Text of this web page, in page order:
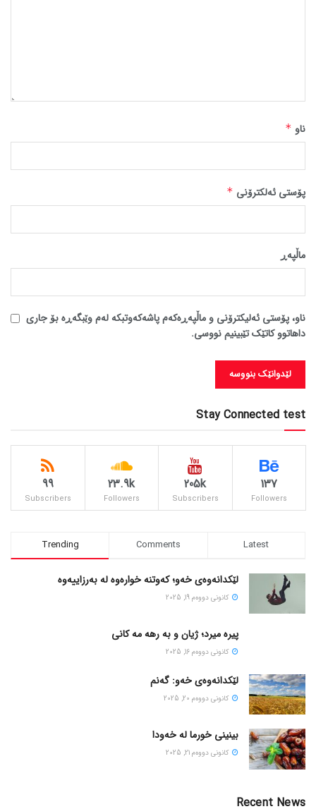
ناو *
پۆستی ئەلکترۆنی *
ماڵپه‌ڕ
ناو، پۆستی ئەلیکترۆنی و ماڵپەڕەکەم پاشەکەوتبکە لەم وێبگەڕە بۆ جاری
داهاتوو کاتێک تێبینیم نووسی.
Stay Connected test
137
Followers
205k
Subscribers
23.9k
Followers
99
Subscribers
Trending Comments Latest
لێکدانەوەی خەو؛ کەوتنە خوارەوە لە بەرزاییەوە
كانونی دووه‌م 19, 2025
پیره میرد؛ ژیان و به رهه مه کانی
كانونی دووه‌م 16, 2025
لێکدانەوەی خەو: گەنم
كانونی دووه‌م 20, 2025
بینینی خورما لە خەودا
كانونی دووه‌م 21, 2025
Recent News